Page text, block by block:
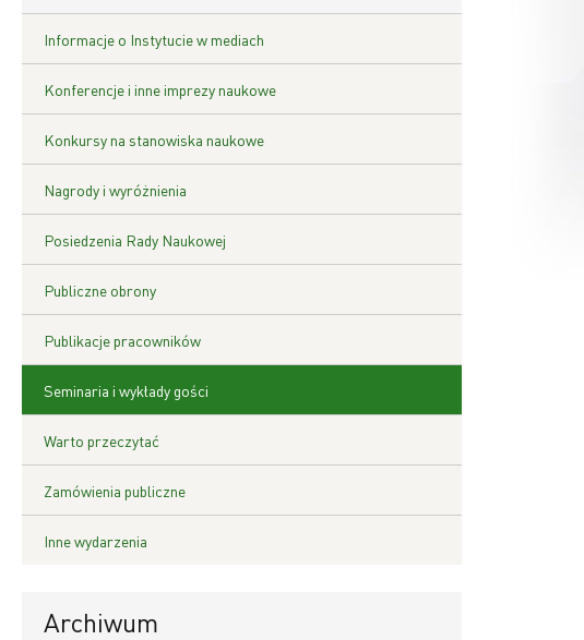
Informacje o Instytucie w mediach
Konferencje i inne imprezy naukowe
Konkursy na stanowiska naukowe
Nagrody i wyróżnienia
Posiedzenia Rady Naukowej
Publiczne obrony
Publikacje pracowników
Seminaria i wykłady gości
Warto przeczytać
Zamówienia publiczne
Inne wydarzenia
Archiwum